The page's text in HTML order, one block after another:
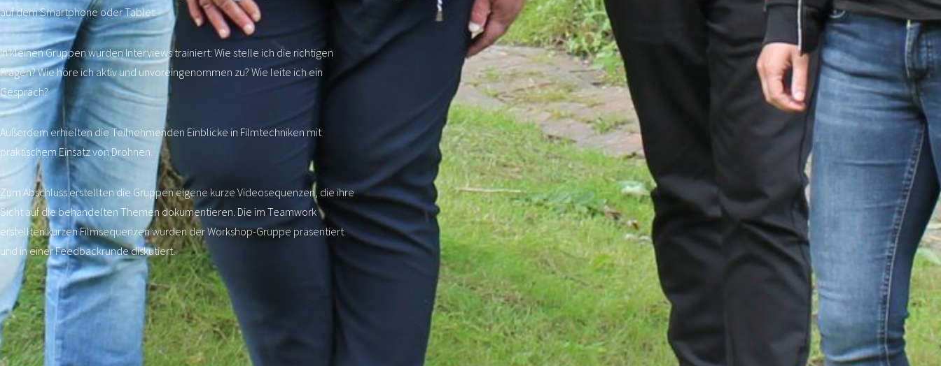
auf dem Smartphone oder Tablet.
In kleinen Gruppen wurden Interviews trainiert: Wie stelle ich die richtigen
Fragen? Wie höre ich aktiv und unvoreingenommen zu? Wie leite ich ein
Gespräch?
Außerdem erhielten die Teilnehmenden Einblicke in Filmtechniken mit
praktischem Einsatz von Drohnen.
Zum Abschluss erstellten die Gruppen eigene kurze Videosequenzen, die ihre
Sicht auf die behandelten Themen dokumentieren. Die im Teamwork
erstellten kurzen Filmsequenzen wurden der Workshop-Gruppe präsentiert
und in einer Feedbackrunde diskutiert.